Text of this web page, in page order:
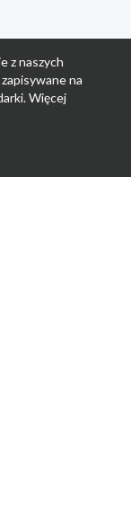
z naszych
na
Więcej